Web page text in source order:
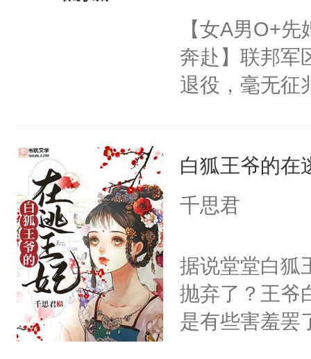
【女A男O+
奔赴】联邦军
退役，毫无征
要Omega？
桌）没门儿
烂衫。一早被
惶惶哭个不停
的那个Alpha
到了一股异样
白狐王爷的在
千思君
据说堂堂白狐
抛弃了？王爷
是有些害羞罢